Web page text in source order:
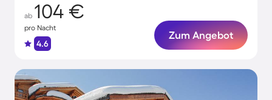
ab 104 €
pro Nacht
4.6
Zum Angebot